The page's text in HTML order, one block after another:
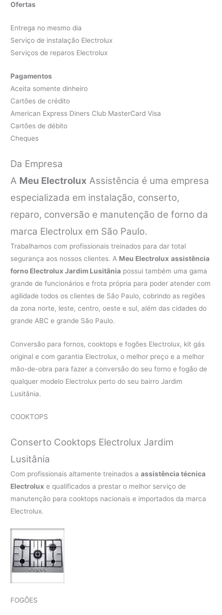
Ofertas
Entrega no mesmo dia
Serviço de instalação Electrolux
Serviços de reparos Electrolux
Pagamentos
Aceita somente dinheiro
Cartões de crédito
American Express Diners Club MasterCard Visa
Cartões de débito
Cheques
Da Empresa
A Meu Electrolux Assistência é uma empresa
especializada em instalação, conserto,
reparo, conversão e manutenção de forno da
marca Electrolux em São Paulo.
Trabalhamos com profissionais treinados para dar total
segurança aos nossos clientes. A Meu Electrolux assistência
forno Electrolux Jardim Lusitânia possui também uma gama
grande de funcionários e frota própria para poder atender com
agilidade todos os clientes de São Paulo, cobrindo as regiões
da zona norte, leste, centro, oeste e sul, além das cidades do
grande ABC e grande São Paulo.
Conversão para fornos, cooktops e fogões Electrolux, kit gás
original e com garantia Electrolux, o melhor preço e a melhor
mão-de-obra para fazer a conversão do seu forno e fogão de
qualquer modelo Electrolux perto do seu bairro Jardim
Lusitânia.
COOKTOPS
Conserto Cooktops Electrolux Jardim
Lusitânia
Com profissionais altamente treinados aassistência técnica
Electrolux e qualificados a prestar o melhor serviço de
manutenção para cooktops nacionais e importados da marca
Electrolux.
FOGÕES